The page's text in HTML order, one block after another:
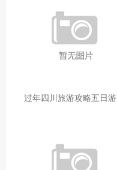
过年四川旅游攻略五日游